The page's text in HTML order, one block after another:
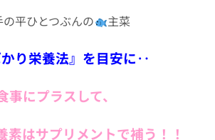
の平ひとつぶんの 主菜
かり栄養法』を目安に‥
事にプラスして、
素はサプリメントで補う！！